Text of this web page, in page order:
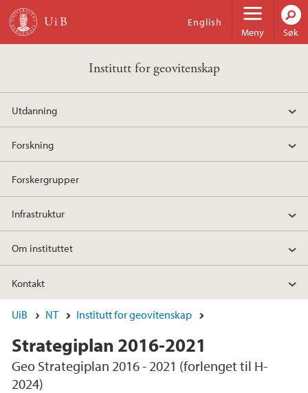
Hopp til hovedinnhold
Meny
English
Søk
Institutt for geovitenskap
Utdanning
Forskning
Forskergrupper
Infrastruktur
Om instituttet
Kontakt
UiB NT Institutt for geovitenskap
Strategiplan 2016-2021
Geo Strategiplan 2016 - 2021 (forlenget til H-
2024)